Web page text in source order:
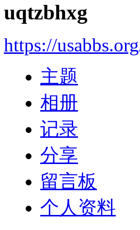
uqtzbhxg
https://
主题
相册
记录
分享
留言板
个人资料